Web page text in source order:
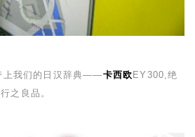
上我们的日汉辞典——卡西欧 EY300,绝
之良品。